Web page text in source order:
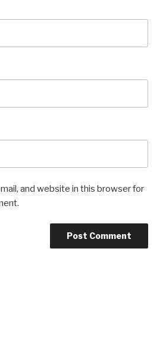
and website in this browser for